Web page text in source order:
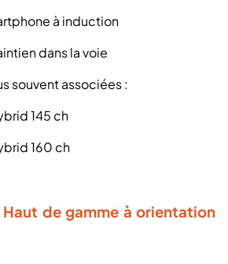
à induction
dans la voie
souvent associées :
145 ch
160 ch
de gamme à orientation